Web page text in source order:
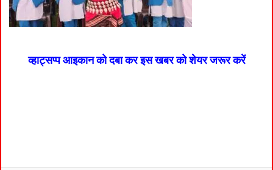
व्हाट्सप्प आइकान को दबा कर इस खबर को शेयर जरूर करें